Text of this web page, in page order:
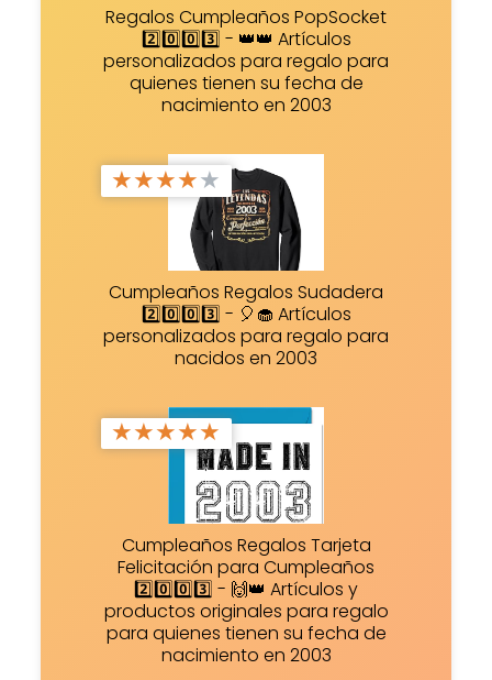
Regalos Cumpleaños PopSocket
2️⃣0️⃣0️⃣3️⃣ - 👑👑 Artículos
personalizados para regalo para
quienes tienen su fecha de
nacimiento en 2003
★★★★★
Cumpleaños Regalos Sudadera
2️⃣0️⃣0️⃣3️⃣ - 🎈🧁 Artículos
personalizados para regalo para
nacidos en 2003
★★★★★
Cumpleaños Regalos Tarjeta
Felicitación para Cumpleaños
2️⃣0️⃣0️⃣3️⃣ - 🙌👑 Artículos y
productos originales para regalo
para quienes tienen su fecha de
nacimiento en 2003